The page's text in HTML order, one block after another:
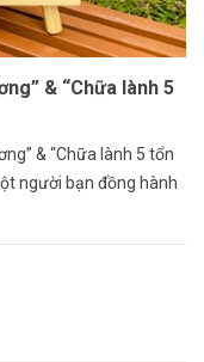
& “Chữa lành 5
& “Chữa lành 5 tổn
người bạn đồng hành